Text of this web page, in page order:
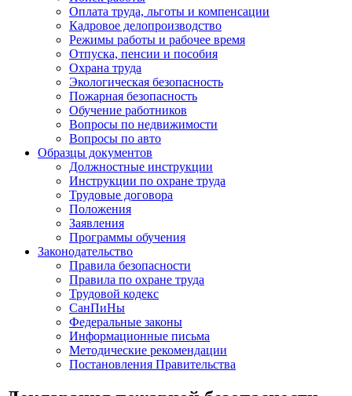
Оплата труда, льготы и компенсации
Кадровое делопроизводство
Режимы работы и рабочее время
Отпуска, пенсии и пособия
Охрана труда
Экологическая безопасность
Пожарная безопасность
Обучение работников
Вопросы по недвижимости
Вопросы по авто
Образцы документов
Должностные инструкции
Инструкции по охране труда
Трудовые договора
Положения
Заявления
Программы обучения
Законодательство
Правила безопасности
Правила по охране труда
Трудовой кодекс
СанПиНы
Федеральные законы
Информационные письма
Методические рекомендации
Постановления Правительства